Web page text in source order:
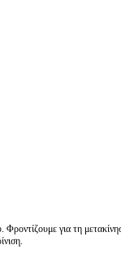
Φροντίζουμε για τη